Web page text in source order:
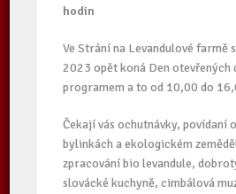
hodin
Ve Strání na Levandulové farmě
2023 opět koná Den otevřených
programem a to od 10,00 do
Čekají vás ochutnávky, povídaní
bylinkách a ekologickém
zpracování bio levandule,
slovácké kuchyně, cimbálová